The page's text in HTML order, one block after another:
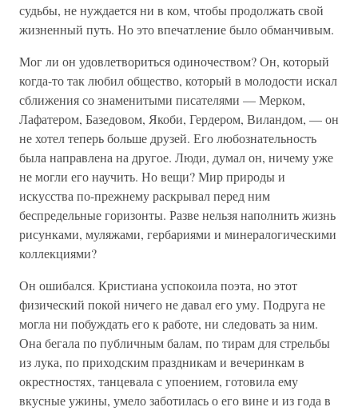
судьбы, не нуждается ни в ком, чтобы продолжать свой
жизненный путь. Но это впечатление было обманчивым.
Мог ли он удовлетвориться одиночеством? Он, который
когда-то так любил общество, который в молодости искал
сближения со знаменитыми писателями — Мерком,
Лафатером, Базедовом, Якоби, Гердером, Виландом, — он
не хотел теперь больше друзей. Его любознательность
была направлена на другое. Люди, думал он, ничему уже
не могли его научить. Но вещи? Мир природы и
искусства по-прежнему раскрывал перед ним
беспредельные горизонты. Разве нельзя наполнить жизнь
рисунками, муляжами, гербариями и минералогическими
коллекциями?
Он ошибался. Кристиана успокоила поэта, но этот
физический покой ничего не давал его уму. Подруга не
могла ни побуждать его к работе, ни следовать за ним.
Она бегала по публичным балам, по тирам для стрельбы
из лука, по приходским праздникам и вечеринкам в
окрестностях, танцевала с упоением, готовила ему
вкусные ужины, умело заботилась о его вине и из года в